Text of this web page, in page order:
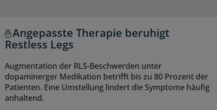
Angepasste Therapie beruhigt
Restless Legs
Augmentation der RLS-Beschwerden unter
dopaminerger Medikation betrifft bis zu 80 Prozent der
Patienten. Eine Umstellung lindert die Symptome häufig
anhaltend.